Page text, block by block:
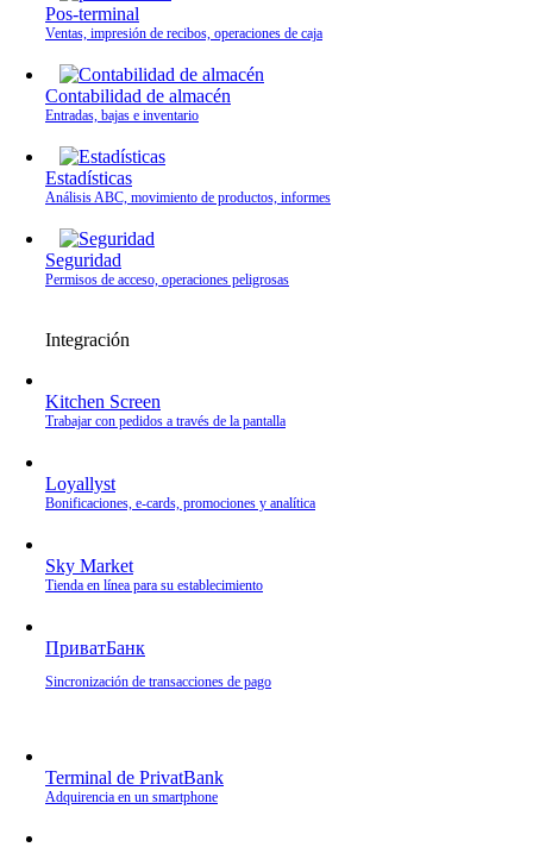
Pos-terminal
Ventas, impresión de recibos, operaciones de caja
Contabilidad de almacén
Entradas, bajas e inventario
Estadísticas
Análisis ABC, movimiento de productos, informes
Seguridad
Permisos de acceso, operaciones peligrosas
Integración
Kitchen Screen
Trabajar con pedidos a través de la pantalla
Loyallyst
Bonificaciones, e‑cards, promociones y analítica
Sky Market
Tienda en línea para su establecimiento
ПриватБанк
Sincronización de transacciones de pago
Terminal de PrivatBank
Adquirencia en un smartphone